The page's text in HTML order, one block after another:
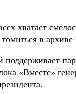
хватает
в
поддерживает
«Вместе»